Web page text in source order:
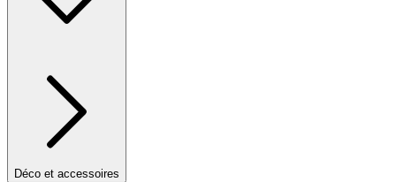
Déco et accessoires